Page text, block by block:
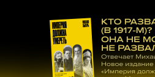
материалам